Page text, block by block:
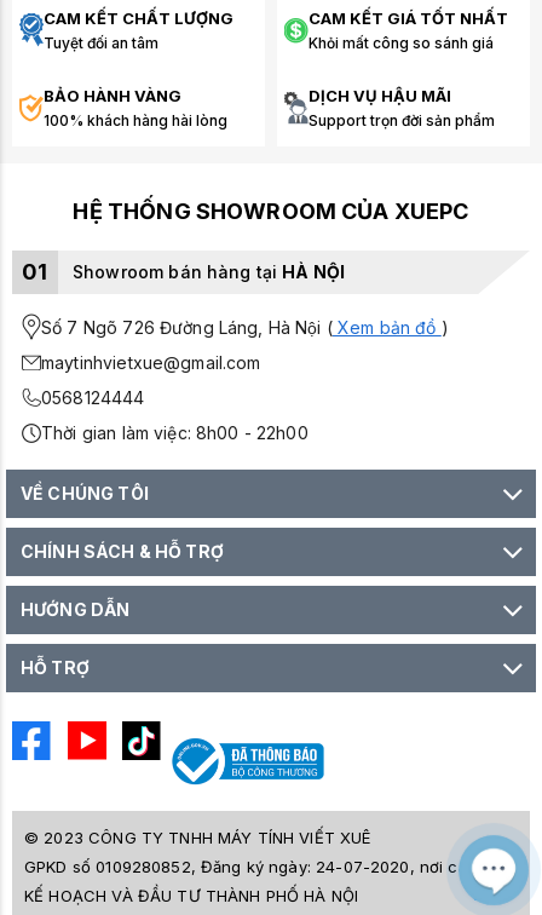
CAM KẾT CHẤT LƯỢNG
Tuyệt đối an tâm
CAM KẾT GIÁ TỐT NHẤT
Khỏi mất công so sánh giá
BẢO HÀNH VÀNG
100% khách hàng hài lòng
DỊCH VỤ HẬU MÃI
Support trọn đời sản phẩm
HỆ THỐNG SHOWROOM CỦA XUEPC
01 Showroom bán hàng tại HÀ NỘI
Số 7 Ngõ 726 Đường Láng, Hà Nội (Xem bản đồ )
maytinhvietxue@gmail.com
0568124444
Thời gian làm việc: 8h00 - 22h00
VỀ CHÚNG TÔI
CHÍNH SÁCH & HỖ TRỢ
HƯỚNG DẪN
HỖ TRỢ
© 2023 CÔNG TY TNHH MÁY TÍNH VIẾT XUÊ
GPKD số 0109280852, Đăng ký ngày: 24-07-2020, nơi cấp SỞ
KẾ HOẠCH VÀ ĐẦU TƯ THÀNH PHỐ HÀ NỘI